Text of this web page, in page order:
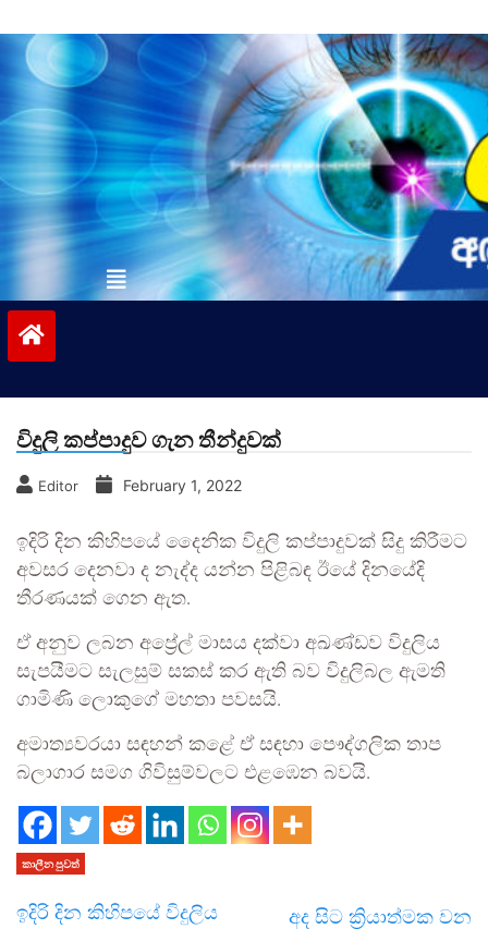
to
contentvinivida.lk
විදුලි කප්පාදුව ගැන තීන්දුවක්
Editor February 1, 2022
ඉදිරි දින කිහිපයේ දෛනික විදුලි කප්පාදුවක් සිදු කිරීමට
අවසර දෙනවා ද නැද්ද යන්න පිළිබඳ ඊයේ දිනයේදි
තීරණයක් ගෙන ඇත.
ඒ අනුව ලබන අප්‍රේල් මාසය දක්වා අඛණ්ඩව විදුලිය
සැපයීමට සැලසුම් සකස් කර ඇති බව විදුලිබල ඇමති
ගාමිණි ලොකුගේ මහතා පවසයි.
අමාත්‍යවරයා සඳහන් කළේ ඒ සඳහා පෞද්ගලික තාප
බලාගාර සමග ගිවිසුම්වලට එළඹෙන බවයි.
කාලීන පුවත්
ඉදිරි දින කිහිපයේ විදුලිය
අද සිට ක්‍රියාත්මක වන